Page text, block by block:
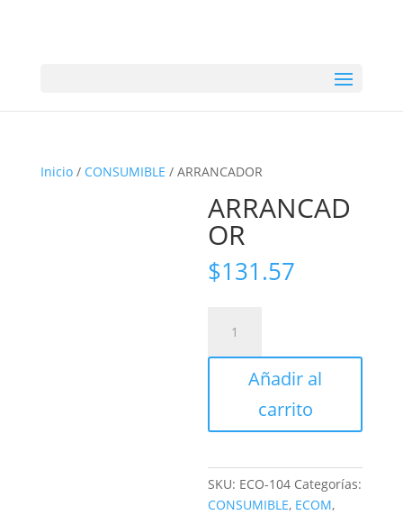
Inicio/ CONSUMIBLE / ARRANCADOR
ARRANCAD
OR
$131.57
cantidad
Añadir al
carrito
SKU: ECO-104 Categorías:
CONSUMIBLE, ECOM,